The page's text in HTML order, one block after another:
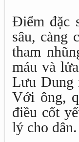
Điểm đặc
sâu, càng
tham
máu và
Lưu Dung
Với ông,
điều cốt
lý cho dân.